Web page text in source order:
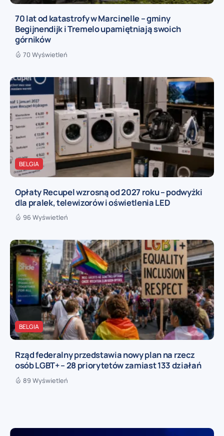
70 lat od katastrofy w Marcinelle – gminy
Begijnendijk i Tremelo upamiętniają swoich
górników
70 Wyświetleń
BELGIA
Opłaty Recupel wzrosną od 2027 roku – podwyżki
dla pralek, telewizorów i oświetlenia LED
96 Wyświetleń
BELGIA
Rząd federalny przedstawia nowy plan na rzecz
osób LGBT+ – 28 priorytetów zamiast 133 działań
89 Wyświetleń